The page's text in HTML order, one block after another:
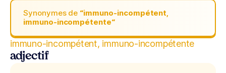
Synonymes de “immuno-incompétent,
immuno-incompétente“
immuno-incompétent, immuno-incompétente
adjectif